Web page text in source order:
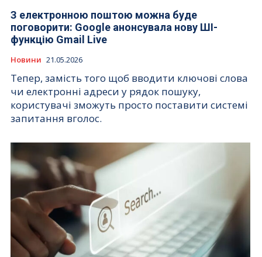
З електронною поштою можна буде
поговорити: Google анонсувала нову ШІ-
функцію Gmail Live
Новини 21.05.2026
Тепер, замість того щоб вводити ключові слова
чи електронні адреси у рядок пошуку,
користувачі зможуть просто поставити системі
запитання вголос.